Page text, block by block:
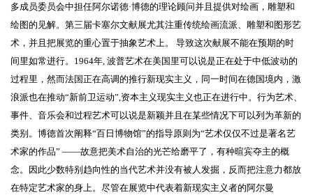
多成员委员会中担任阿尔诺德·博德的理论顾问并且提供对绘画，雕塑和
绘图的见解。第三届卡塞尔文献展尤其注重传统绘画流派、雕塑和图形艺
术，并且把展览的重心置于抽象艺术上。 导致这次献展不能在预期的时
间里如常进行。1964年, 波普艺术在美国里可以说是正在处于中低波动的
过程里，然而法国正在高调的推行新现实主义，同一时间在德国境内，激
浪派也在推动“新前卫运动”,资本主义现实主义也正在进行中。行为艺术、
事件、音乐会和过程艺术可以说是新颖并且在某些情况下可以列为革新的
类别。博德首次阐释“百日博物馆”的指导原则为“艺术仅仅不过是著名艺
术家的作品” ——故意把美术自治的光芒给磨平了，有种暄宾夺主的概
念。因此少数特别趋向性的当代艺术并没有被人发掘，反而把注意力都放
在特定艺术家的身上。尽管在展览中代表着新现实主义者的阿尔曼